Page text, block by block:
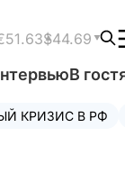
$44.69
В
КРИЗИС В РФ